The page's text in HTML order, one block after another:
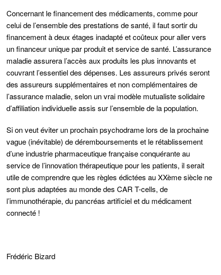
Concernant le financement des médicaments, comme pour
celui de l’ensemble des prestations de santé, il faut sortir du
financement à deux étages inadapté et coûteux pour aller vers
un financeur unique par produit et service de santé. L’assurance
maladie assurera l’accès aux produits les plus innovants et
couvrant l’essentiel des dépenses. Les assureurs privés seront
des assureurs supplémentaires et non complémentaires de
l’assurance maladie, selon un vrai modèle mutualiste solidaire
d’affiliation individuelle assis sur l’ensemble de la population.
Si on veut éviter un prochain psychodrame lors de la prochaine
vague (inévitable) de déremboursements et le rétablissement
d’une industrie pharmaceutique française conquérante au
service de l’innovation thérapeutique pour les patients, il serait
utile de comprendre que les règles édictées au XXème siècle ne
sont plus adaptées au monde des CAR T-cells, de
l’immunothérapie, du pancréas artificiel et du médicament
connecté !
Frédéric Bizard